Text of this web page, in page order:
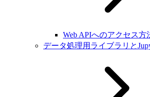
Web APIへのアクセス方
データ処理用ライブラリと